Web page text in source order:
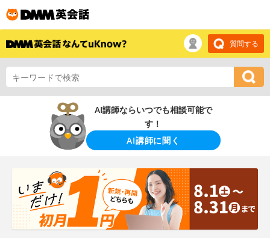
質問する
AI講師ならいつでも相談可能で
す！
AI講師に聞く